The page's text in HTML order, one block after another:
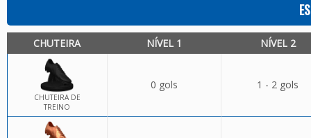
CHUTEIRA NÍVEL 1 NÍVEL 2
CHUTEIRA DE
TREINO
0 gols 1 - 2 gols